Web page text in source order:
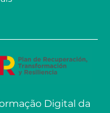
Digital da